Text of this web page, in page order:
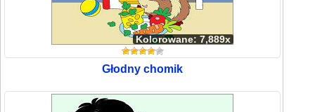
Kolorowane: 7,889x
Głodny chomik